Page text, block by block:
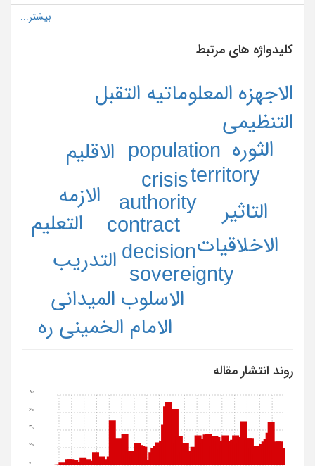
کلیدواژه های مرتبط
authority
contract
crisis
decision
population
sovereignty
territory
الاجهزه المعلوماتيه التقبل
التنظيمي
الاخلاقيات
الازمه
الاسلوب الميداني
الاقليم
الامام الخميني ره
التاثير
التدريب
التعليم
الثوره
روند انتشار مقاله
20
40
60
80